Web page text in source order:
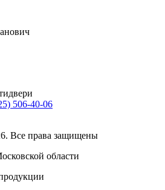
506-40-06
Все права защищены
области